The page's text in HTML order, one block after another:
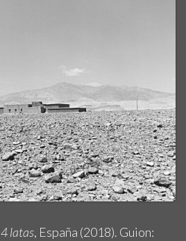
4 latas, España (2018). Guion: